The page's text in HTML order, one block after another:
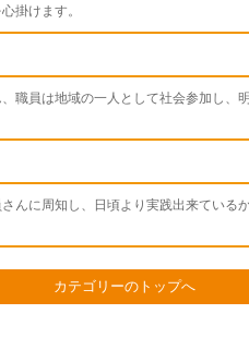
掛けます。
職員は地域の一人として社会参加し、
んに周知し、日頃より実践出来ている
カテゴリーのトップへ